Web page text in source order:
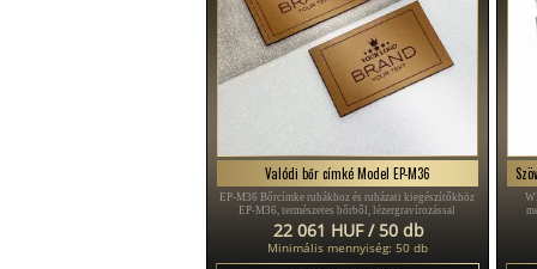
Valódi bőr címké Model EP-M36
EP-M36 Bőrcímke ruhákhoz és ruházati kiegészítőkhöz
EP-M36, természetes bőrből, lézergravírozással
személyre szabható a gyártó nevével vagy logójával.
22 061 HUF / 50 db
Minimális mennyiség: 50 db